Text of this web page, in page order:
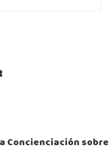
Concienciación sobre